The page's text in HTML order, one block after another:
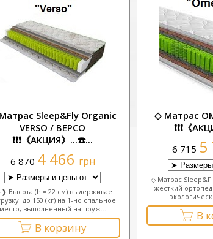
Sleep&Fly Organic
VERSO / ВЕРСО
❗❗❗《АКЦИЯ》...☎️...
6 870 4 466 грн
Высота (h = 22 см) выдерживает
до 150 (кг) на 1-но спальное
место, выполненный на пруж...
В корзину
◇ Матрас
❗❗❗《
6 715 5
◇ Матрас
жёсткий
В